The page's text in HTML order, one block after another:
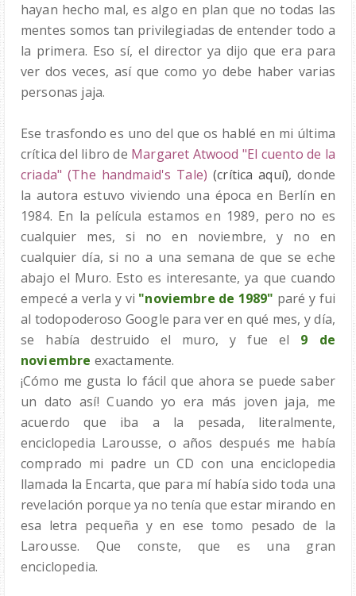
hayan hecho mal, es algo en plan que no todas las
mentes somos tan privilegiadas de entender todo a
la primera. Eso sí, el director ya dijo que era para
ver dos veces, así que como yo debe haber varias
personas jaja.
Ese trasfondo es uno del que os hablé en mi última
crítica del libro de Margaret Atwood "El cuento de la
criada" (The handmaid's Tale) (crítica aquí), donde
la autora estuvo viviendo una época en Berlín en
1984. En la película estamos en 1989, pero no es
cualquier mes, si no en noviembre, y no en
cualquier día, si no a una semana de que se eche
abajo el Muro. Esto es interesante, ya que cuando
empecé a verla y vi "noviembre de 1989" paré y fui
al todopoderoso Google para ver en qué mes, y día,
se había destruido el muro, y fue el 9 de
noviembre exactamente.
¡Cómo me gusta lo fácil que ahora se puede saber
un dato así! Cuando yo era más joven jaja, me
acuerdo que iba a la pesada, literalmente,
enciclopedia Larousse, o años después me había
comprado mi padre un CD con una enciclopedia
llamada la Encarta, que para mí había sido toda una
revelación porque ya no tenía que estar mirando en
esa letra pequeña y en ese tomo pesado de la
Larousse. Que conste, que es una gran
enciclopedia.